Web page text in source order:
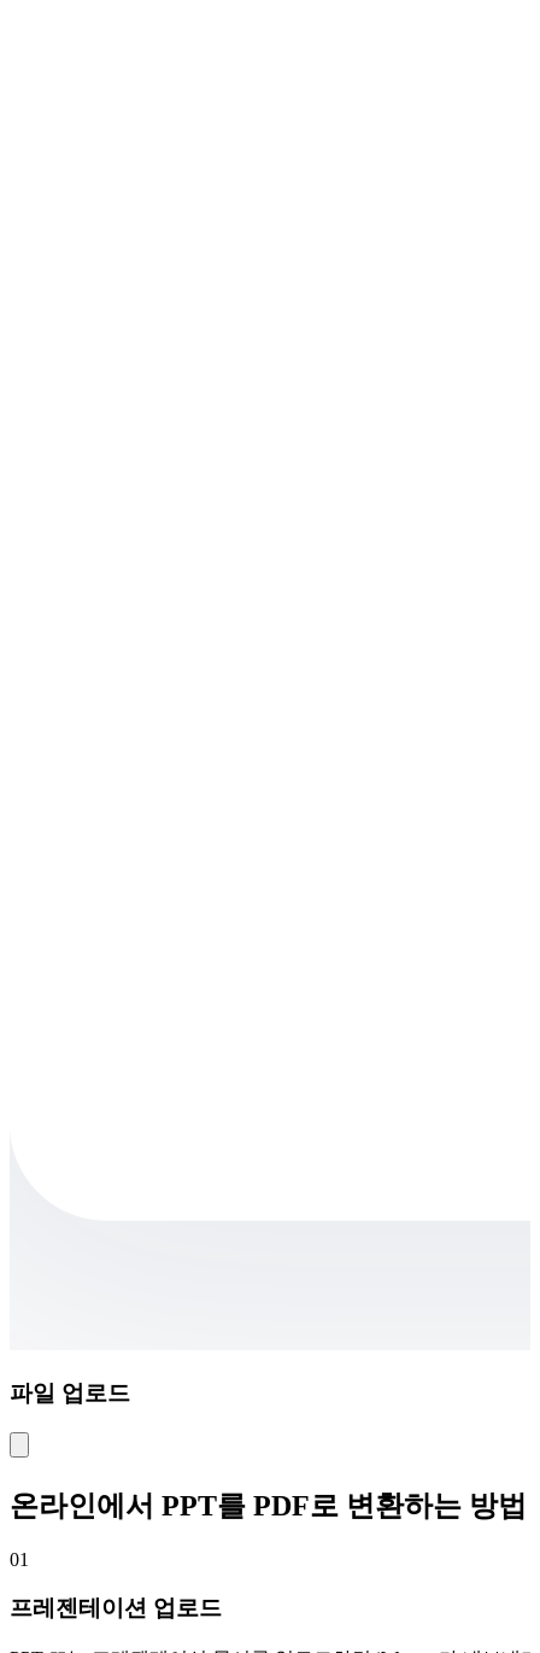
파일 업로드
온라인에서 PPT를 PDF로 변환하는 방법
01
프레젠테이션 업로드